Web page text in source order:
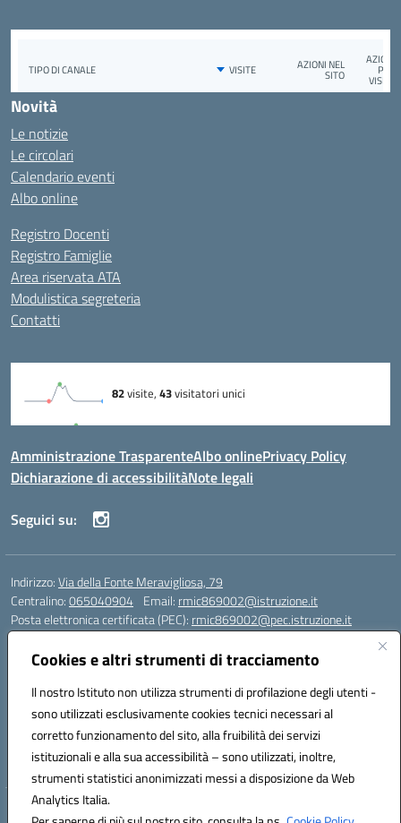
Cookies e altri strumenti di tracciamento
Il nostro Istituto non utilizza strumenti di profilazione degli utenti -
sono utilizzati esclusivamente cookies tecnici necessari al
corretto funzionamento del sito, alla fruibilità dei servizi
istituzionali e alla sua accessibilità – sono utilizzati, inoltre,
strumenti statistici anonimizzati messi a disposizione da Web
Analytics Italia.
Novità
Le notizie
Le circolari
Calendario eventi
Albo online
Registro Docenti
Registro Famiglie
Area riservata ATA
Modulistica segreteria
Contatti
Amministrazione TrasparenteAlbo onlinePrivacy Policy
Dichiarazione di accessibilitàNote legali
Seguici su:
Indirizzo:Via della Fonte Meravigliosa, 79
Centralino:065040904 Email: rmic869002@istruzione.it
Posta elettronica certificata (PEC): rmic869002@pec.istruzione.it
Codice fiscale: 97197090588
Codice meccanografico: RMIC869002
Codice Indice delle Pubbliche Amministrazioni (IPA): istsc_rmic869002
Codice unico di fatturazione (CUF): UFRHFP
Iban dell’Istituto comprensivo presso Banca Intesa San Paolo:
IT04 V030 6905 0201 0000 0046 393
Hosting & Powered by 3D Solution S.r.l.